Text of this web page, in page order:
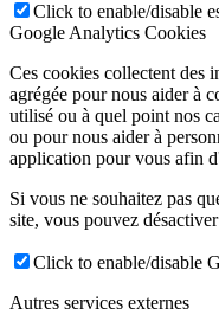
Click to enable/disable
Google Analytics Cookies
Ces cookies collectent des
agrégée pour nous aider à
utilisé ou à quel point nos
ou pour nous aider à
application pour vous afin
Si vous ne souhaitez pas
site, vous pouvez
Click to enable/disable
Autres services externes